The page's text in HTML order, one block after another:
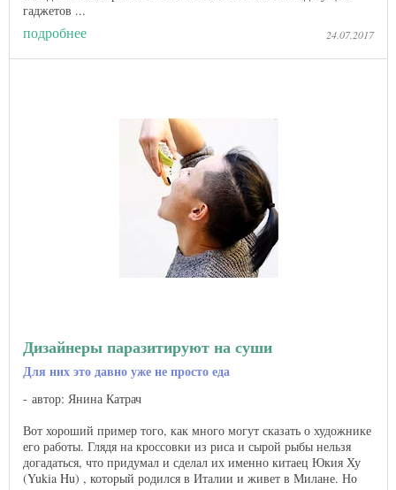
гаджетов ...
подробнее 24.07.2017
Дизайнеры паразитируют на суши
Для них это давно уже не просто еда
автор: Янина Катрач
Вот хороший пример того, как много могут сказать о художнике
его работы. Глядя на кроссовки из риса и сырой рыбы нельзя
догадаться, что придумал и сделал их именно китаец Юкия Ху
(Yukia Hu) , который родился в Италии и живет в Милане. Но